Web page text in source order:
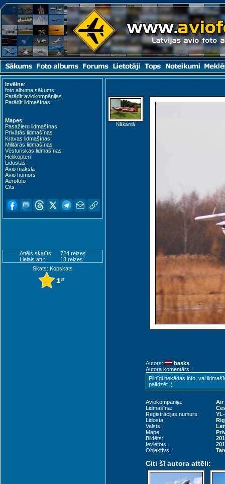
Izvēlne:
foto albuma sākums
Parādīt aviokompānijas
Parādīt lidmašīnas
Mapes:
Pasažieru lidmašīnas
Privātās lidmašīnas
Kravas lidmašīnas
Militārās lidmašīnas
Vēsturiskas lidmašīnas
Helikopteri
Lidostas
Avio māksla
Avio humors
Aerofoto
Cits
Attēls skatīts:
724 reizes
Lielais att.:
13 reizes
Skats: Kopskats
Nākamā
Autors:
basks
Autora komentārs:
Pilnīgi nekādas info, vai
palīdzēt :)
Aviokompānija:
Air
Lidmašīna:
Reģistrācijas numurs:
Lidosta:
Valsts:
Mape:
Bildēts:
Ievietots:
Objektīvs:
Citi šī autora attēli: